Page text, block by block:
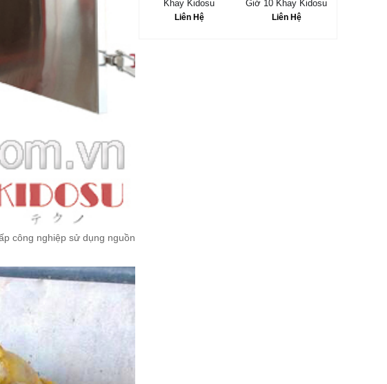
công nghiệp sử dụng nguồn
Khay Kidosu
Liên Hệ
Giờ 10 Khay Kidosu
Liên Hệ